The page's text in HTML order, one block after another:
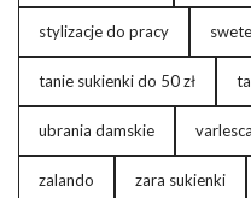
stylizacje do pracy
tanie sukienki do 50 zł
ubrania damskie varlesca
zalando zara sukienki